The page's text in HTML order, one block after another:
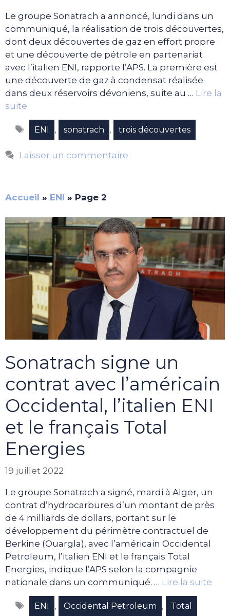
Le groupe Sonatrach a annoncé, lundi dans un
communiqué, la réalisation de trois découvertes,
dont deux découvertes de gaz en effort propre
et une découverte de pétrole en partenariat
avec l’italien ENI, rapporte l’APS. La première est
une découverte de gaz à condensat réalisée
dans deux réservoirs dévoniens, suite au … Lire la
suite
Étiquettes
ENI , sonatrach , trois découvertes
Laisser un commentaire
Accueil » ENI » Page 2
Sonatrach signe un
contrat avec l’américain
Occidental, l’italien ENI
et le français Total
Energies
19 juillet 2022
Le groupe Sonatrach a signé, mardi à Alger, un
contrat d’hydrocarbures d’un montant de près
de 4 milliards de dollars, portant sur le
développement du périmètre contractuel de
Berkine (Ouargla), avec l’américain Occidental
Petroleum, l’italien ENI et le français Total
Energies, indique l’APS selon la compagnie
nationale dans un communiqué. … Lire la suite
Étiquettes
ENI , Occidental Petroleum , Total